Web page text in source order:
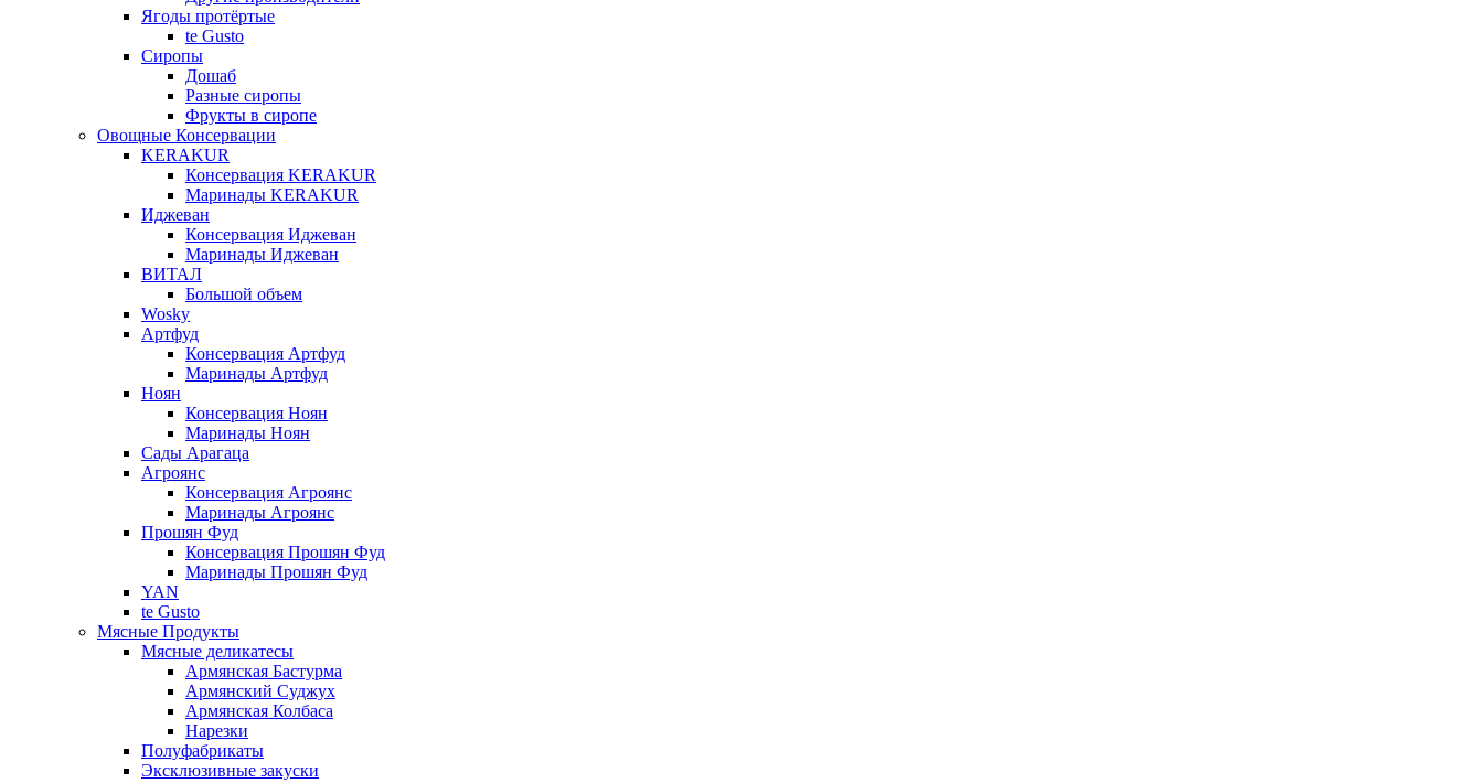
Ягоды протёртые
te Gusto
Сиропы
Дошаб
Разные сиропы
Фрукты в сиропе
Овощные Консервации
KERAKUR
Консервация KERAKUR
Маринады KERAKUR
Иджеван
Консервация Иджеван
Маринады Иджеван
ВИТАЛ
Большой объем
Wosky
Артфуд
Консервация Артфуд
Маринады Артфуд
Ноян
Консервация Ноян
Маринады Ноян
Сады Арагаца
Агроянс
Консервация Агроянс
Маринады Агроянс
Прошян Фуд
Консервация Прошян Фуд
Маринады Прошян Фуд
YAN
te Gusto
Мясные Продукты
Мясные деликатесы
Армянская Бастурма
Армянский Суджух
Армянская Колбаса
Нарезки
Полуфабрикаты
Эксклюзивные закуски